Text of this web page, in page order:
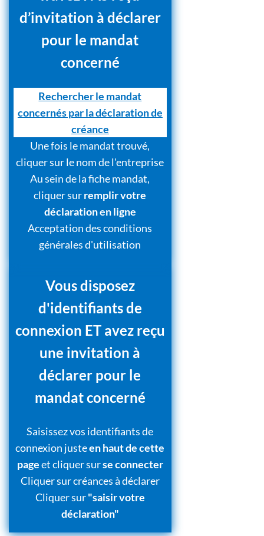
Vous disposez
d'identifiants de
connexion ET avez reçu
une invitation à
déclarer pour le
mandat concerné
Saisissez vos identifiants de
connexion justeen haut de cette
pageet cliquer surse connecter
Cliquer sur créances à déclarer
Cliquer sur"saisir votre
déclaration"
d’invitation à déclarer
pour le mandat
concerné
Rechercher le mandat
concernés par la déclaration de
créance
Une fois le mandat trouvé,
cliquer sur le nom de l'entreprise
Au sein de la fiche mandat,
cliquer surremplir votre
déclaration en ligne
Acceptation des conditions
générales d'utilisation